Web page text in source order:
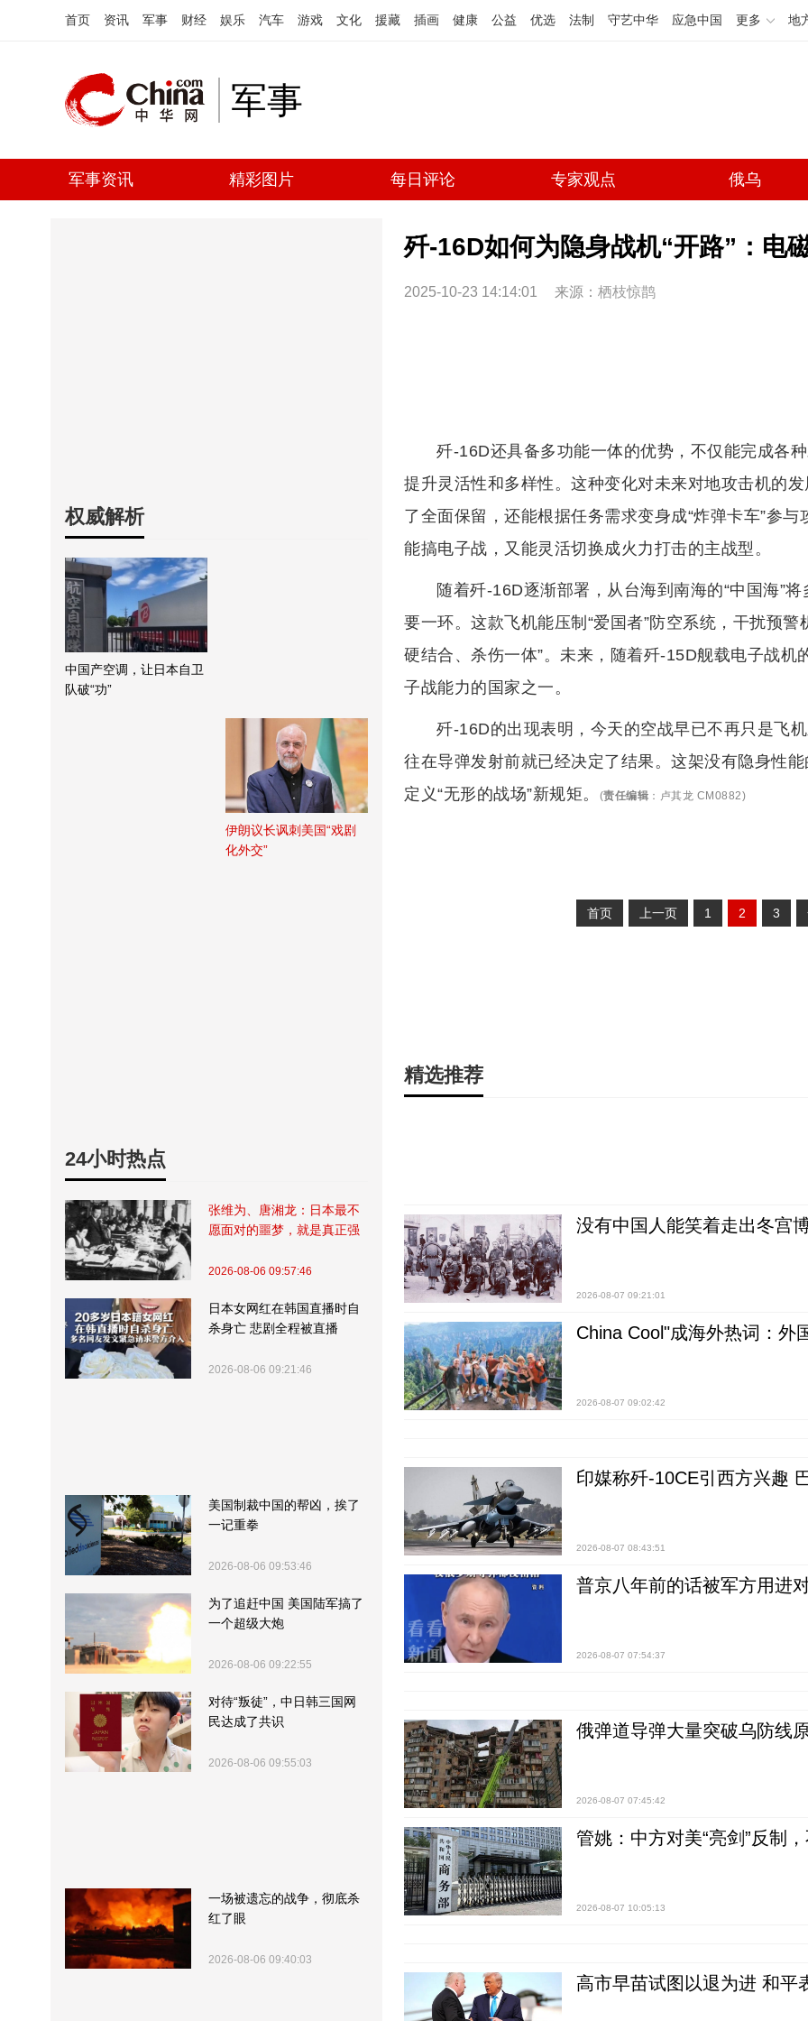
首页 资讯 军事 财经 娱乐 汽车 游戏 文化 援藏 插画 健康 公益 优选 法制 守艺中华 应急中国 更多 地
军事
军事资讯 精彩图片 每日评论 专家观点 俄乌
权威解析
中国产空调，让日本自卫
队破“功”
伊朗议长讽刺美国“戏剧
化外交”
24小时热点
张维为、唐湘龙：日本最不
愿面对的噩梦，就是真正强
2026-08-06 09:57:46
日本女网红在韩国直播时自
杀身亡 悲剧全程被直播
2026-08-06 09:21:46
美国制裁中国的帮凶，挨了
一记重拳
2026-08-06 09:53:46
为了追赶中国 美国陆军搞了
一个超级大炮
2026-08-06 09:22:55
对待“叛徒”，中日韩三国网
民达成了共识
2026-08-06 09:55:03
一场被遗忘的战争，彻底杀
红了眼
2026-08-06 09:40:03
歼-16D如何为隐身战机“开路”：电
2025-10-23 14:14:01 来源： 栖枝惊鹊
歼-16D还具备多功能一体的优势，不仅能完成各
提升灵活性和多样性。这种变化对未来对地攻击机的
了全面保留，还能根据任务需求变身成“炸弹卡车”参
能搞电子战，又能灵活切换成火力打击的主战型。
随着歼-16D逐渐部署，从台海到南海的“中国海”
要一环。这款飞机能压制“爱国者”防空系统，干扰预
硬结合、杀伤一体”。未来，随着歼-15D舰载电子战
子战能力的国家之一。
歼-16D的出现表明，今天的空战早已不再只是飞
往在导弹发射前就已经决定了结果。这架没有隐身性
定义“无形的战场”新规矩。
(责任编辑 ： 卢其龙 CM0882)
首页 上一页 1 2 3
精选推荐
没有中国人能笑着走出冬宫
2026-08-07 09:21:01
China Cool"成海外热词：外
2026-08-07 09:02:42
印媒称歼-10CE引西方兴趣
2026-08-07 08:43:51
普京八年前的话被军方用进
2026-08-07 07:54:37
俄弹道导弹大量突破乌防线
2026-08-07 07:45:42
管姚：中方对美“亮剑”反制
2026-08-07 10:05:13
高市早苗试图以退为进 和平